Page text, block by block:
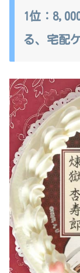
1位：
る、宅配